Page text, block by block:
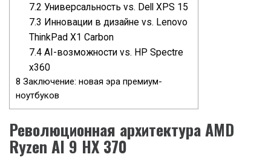
7.2 Универсальность vs. Dell XPS 15
7.3 Инновации в дизайне vs. Lenovo
ThinkPad X1 Carbon
7.4 AI-возможности vs. HP Spectre
x360
8 Заключение: новая эра премиум-
ноутбуков
Революционная архитектура AMD
Ryzen AI 9 HX 370